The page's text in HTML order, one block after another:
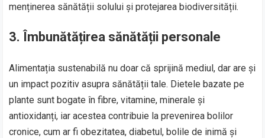
menținerea sănătății solului și protejarea biodiversității.
3. Îmbunătățirea sănătății personale
Alimentația sustenabilă nu doar că sprijină mediul, dar are și
un impact pozitiv asupra sănătății tale. Dietele bazate pe
plante sunt bogate în fibre, vitamine, minerale și
antioxidanți, iar acestea contribuie la prevenirea bolilor
cronice, cum ar fi obezitatea, diabetul, bolile de inimă și